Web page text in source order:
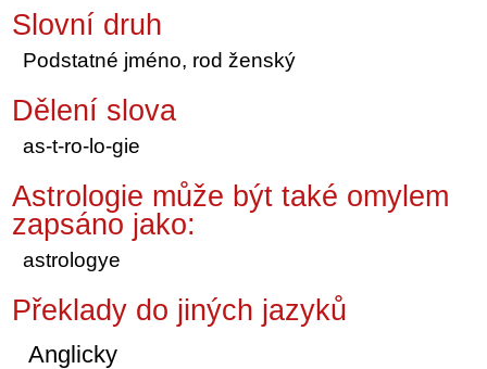
Slovní druh
Podstatné jméno, rod ženský
Dělení slova
as-t-ro-lo-gie
Astrologie může být také omylem
zapsáno jako:
astrologye
Překlady do jiných jazyků
Anglicky